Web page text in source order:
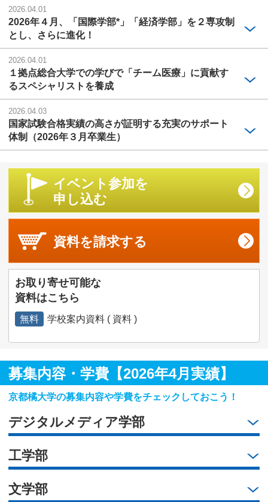
2026.04.01
2026年４月、「国際学部*」「経済学部」を２専攻制
とし、さらに進化！
2026.04.01
１拠点総合大学での学びで「チーム医療」に貢献す
るスペシャリストを養成
2026.04.03
国家試験合格実績の高さが証明する充実のサポート
体制（2026年３月卒業生）
イベント参加を
申し込む
資料を請求する
お取り寄せ可能な
資料はこちら
無料 学校案内資料 ( 資料 )
募集内容・学費【2026年4月実績】
京都橘大学の募集内容や学費をチェックしておこう！
デジタルメディア学部
工学部
文学部